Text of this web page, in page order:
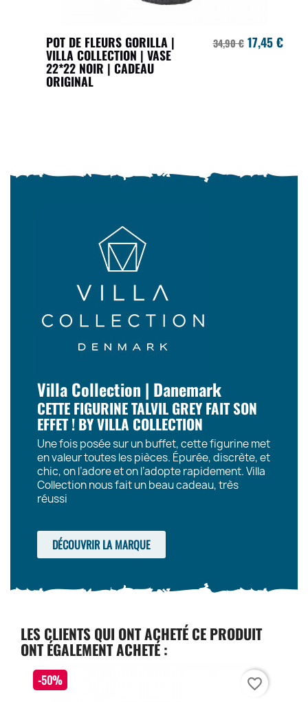
POT DE FLEURS GORILLA |
VILLA COLLECTION | VASE
22*22 NOIR | CADEAU
ORIGINAL
34,90 € 17,45 €
Villa Collection | Danemark
CETTE FIGURINE TALVIL GREY FAIT SON
EFFET ! BY VILLA COLLECTION
Une fois posée sur un buffet, cette figurine met
en valeur toutes les pièces. Épurée, discrète, et
chic, on l’adore et on l’adopte rapidement. Villa
Collection nous fait un beau cadeau, très
réussi
DÉCOUVRIR LA MARQUE
LES CLIENTS QUI ONT ACHETÉ CE PRODUIT
ONT ÉGALEMENT ACHETÉ :
-50% favorite_border